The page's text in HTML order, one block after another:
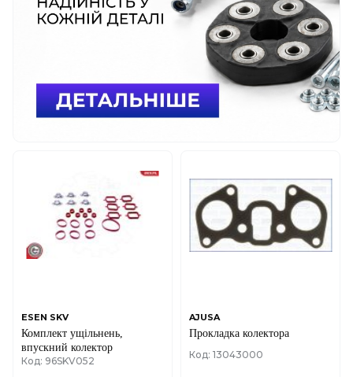
ESEN SKV
Комплект ущільнень,
впускний колектор
Код: 96SKV052
AJUSA
Прокладка колектора
Код: 13043000